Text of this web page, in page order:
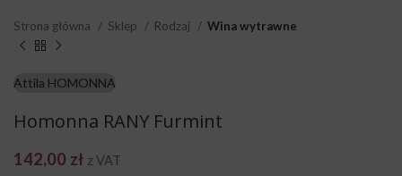
Strona główna Sklep Rodzaj Wina wytrawne
Attila HOMONNA
Homonna RANY Furmint
142,00 zł z VAT